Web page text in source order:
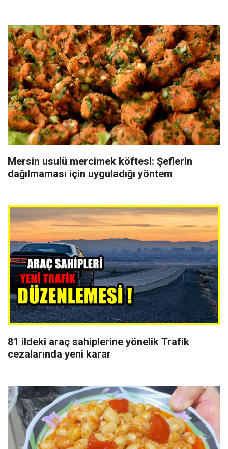
Mersin usulü mercimek köftesi: Şeflerin
dağılmaması için uyguladığı yöntem
81 ildeki araç sahiplerine yönelik Trafik
cezalarında yeni karar